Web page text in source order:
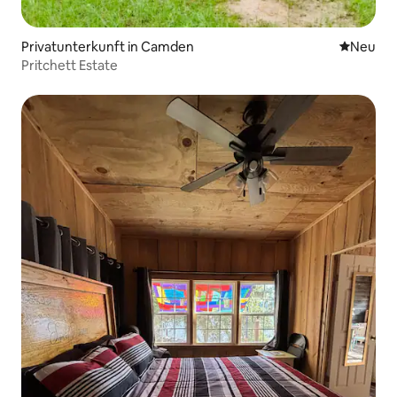
Privatunterkunft in Camden Neue
Neu
Pritchett Estate